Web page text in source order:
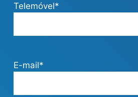
Telemóvel*
E-mail*